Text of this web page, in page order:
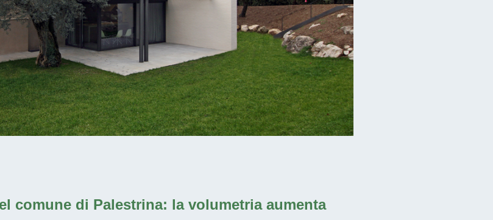
comune di Palestrina: la volumetria aumenta